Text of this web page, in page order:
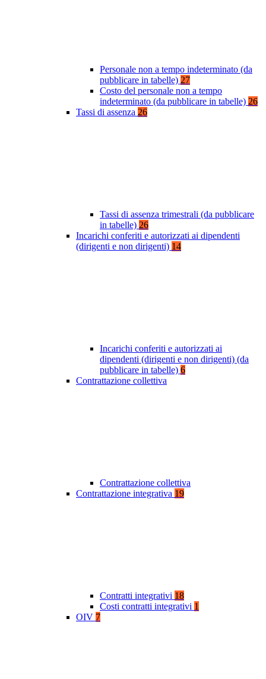
Personale non a tempo indeterminato (da
pubblicare in tabelle) 27
Costo del personale non a tempo
indeterminato (da pubblicare in tabelle) 26
Tassi di assenza 26
Tassi di assenza trimestrali (da pubblicare
in tabelle) 26
Incarichi conferiti e autorizzati ai dipendenti
(dirigenti e non dirigenti) 14
Incarichi conferiti e autorizzati ai
dipendenti (dirigenti e non dirigenti) (da
pubblicare in tabelle) 6
Contrattazione collettiva
Contrattazione collettiva
Contrattazione integrativa 19
Contratti integrativi 18
Costi contratti integrativi 1
OIV 7